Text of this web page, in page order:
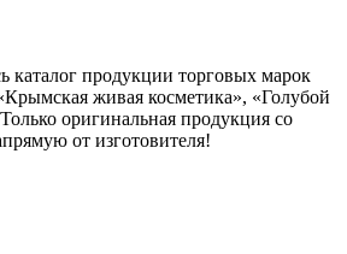
каталог продукции торговых марок
живая косметика», «Голубой
оригинальная продукция со
от изготовителя!